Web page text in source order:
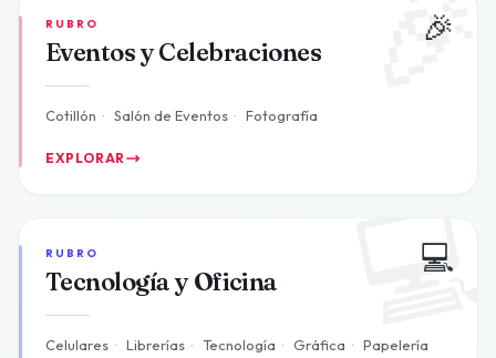
🎉
RUBRO
Eventos y Celebraciones
Cotillón · Salón de Eventos · Fotografía
EXPLORAR
💻
RUBRO
Tecnología y Oficina
Celulares · Librerías · Tecnología · Gráfica · Papelería